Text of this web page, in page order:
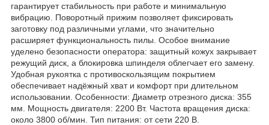
гарантирует стабильность при работе и минимальную
вибрацию. Поворотный прижим позволяет фиксировать
заготовку под различными углами, что значительно
расширяет функциональность пилы. Особое внимание
уделено безопасности оператора: защитный кожух закрывает
режущий диск, а блокировка шпинделя облегчает его замену.
Удобная рукоятка с противоскользящим покрытием
обеспечивает надёжный хват и комфорт при длительном
использовании. Особенности: Диаметр отрезного диска: 355
мм. Мощность двигателя: 2200 Вт. Частота вращения диска:
около 3800 об/мин. Тип питания: от сети 220 В.